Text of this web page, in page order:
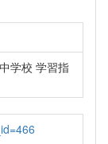
学校 学習指